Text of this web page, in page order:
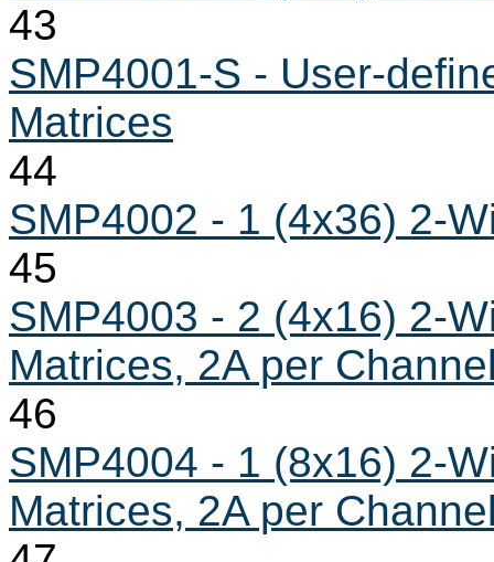
43
SMP4001-S - User-
Matrices
44
SMP4002 - 1 (4x36) 2-
45
SMP4003 - 2 (4x16) 2-
Matrices, 2A per
46
SMP4004 - 1 (8x16) 2-
Matrices, 2A per